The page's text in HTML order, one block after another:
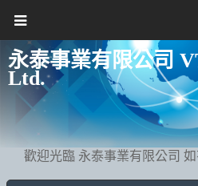
永泰事業有限公司
Ltd.
歡迎光臨 永泰事業有限公司 如